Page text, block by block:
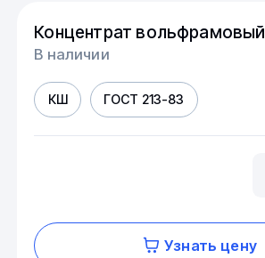
Концентрат вольфрамовый
В наличии
КШ ГОСТ 213-83
Узнать цену